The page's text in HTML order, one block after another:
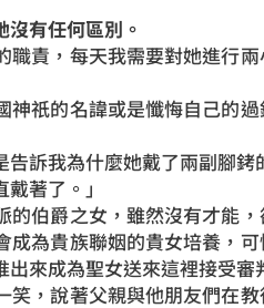
有任何區別。
責，每天我需要對她進行
祇的名諱或是懺悔自己的
訴我為什麼她戴了兩副腳銬
著了。」
伯爵之女，雖然沒有才能
為貴族聯姻的貴女培養，
來成為聖女送來這裡接受審
，說著父親與他朋友們在